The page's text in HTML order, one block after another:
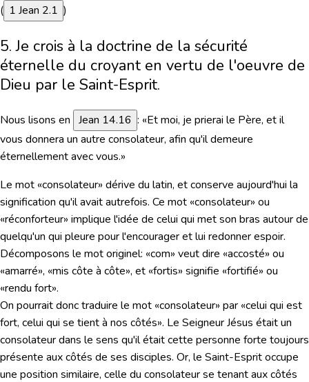
( 1 Jean 2.1 )
5. Je crois à la doctrine de la sécurité
éternelle du croyant en vertu de l'oeuvre de
Dieu par le Saint-Esprit.
Nous lisons en Jean 14.16 : «Et moi, je prierai le Père, et il
vous donnera un autre consolateur, afin qu'il demeure
éternellement avec vous.»
Le mot «consolateur» dérive du latin, et conserve aujourd'hui la
signification qu'il avait autrefois. Ce mot «consolateur» ou
«réconforteur» implique l'idée de celui qui met son bras autour de
quelqu'un qui pleure pour l'encourager et lui redonner espoir.
Décomposons le mot originel: «com» veut dire «accosté» ou
«amarré», «mis côte à côte», et «fortis» signifie «fortifié» ou
«rendu fort».
On pourrait donc traduire le mot «consolateur» par «celui qui est
fort, celui qui se tient à nos côtés». Le Seigneur Jésus était un
consolateur dans le sens qu'il était cette personne forte toujours
présente aux côtés de ses disciples. Or, le Saint-Esprit occupe
une position similaire, celle du consolateur se tenant aux côtés